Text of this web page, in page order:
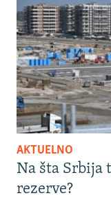
AKTUELNO
Na šta Srbija
rezerve?